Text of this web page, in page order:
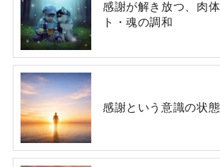
感謝が解き放つ、肉
ト・魂の調和
感謝という意識の状態